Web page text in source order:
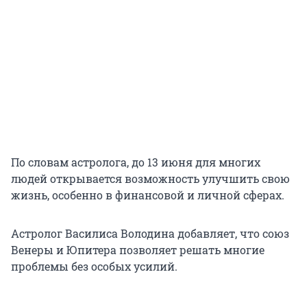
По словам астролога, до 13 июня для многих
людей открывается возможность улучшить свою
жизнь, особенно в финансовой и личной сферах.
Астролог Василиса Володина добавляет, что союз
Венеры и Юпитера позволяет решать многие
проблемы без особых усилий.